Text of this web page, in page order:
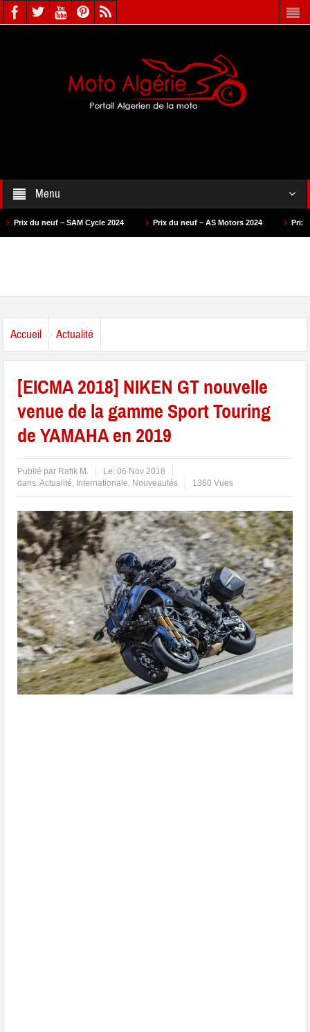
Menu
– SAM Cycle 2024 Prix du neuf – AS Motors 2024 Prix du neuf – VMS
Accueil Actualité
[EICMA 2018] NIKEN GT nouvelle
venue de la gamme Sport Touring
de YAMAHA en 2019
Publié par Rafik M. Le:06 Nov 2018
dans:Actualité, Internationale, Nouveautés 1360 Vues